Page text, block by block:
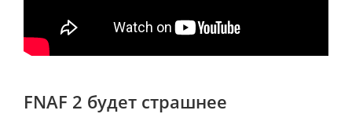
FNAF 2 будет страшнее